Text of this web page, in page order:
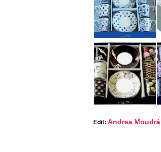
Edit: Andrea Moudrá